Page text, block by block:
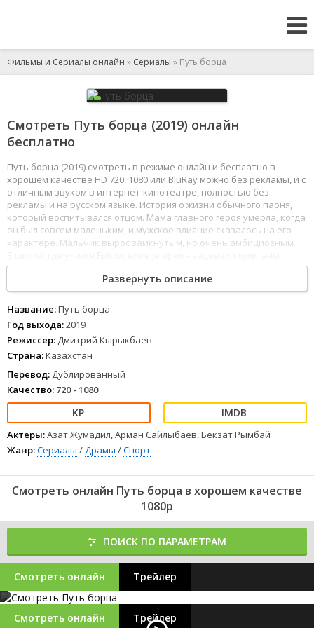
Фильмы и Сериалы онлайн » Сериалы » Путь борца
Смотреть Путь борца (2019) онлайн
бесплатно
Путь борца (2019) смотреть в режиме онлайн и бесплатно в
хорошем качестве HD 720, 1080 или BluRay можно без рекламы, и с
отличным звуком в интернет-кинотеатре, полностью без
рекламы и на русском языке. История о жизни обычного парня,
который воспитывался отцом. Мама главного героя умерла, когда
он был совсем маленьким, и мужское влияние сказалось на его
характере. Мальчик вырос замкнутым, но очень амбициозным.
Он не захотел с этим мириться и отправился в секцию
12345 678
Развернуть описание
Название:Путь борца
Год выхода:2019
Режиссер: Дмитрий Кырыкбаев
Страна:Казахстан
Перевод: Дублированный
Качество: 720 - 1080
Актеры:Азат Жумадил, Арман Сайлыбаев, Бекзат Рымбай
Жанр:Сериалы /Драмы /Спорт
Смотреть онлайн Путь борца в хорошем качестве
1080p
ПОИСК ПО ПАРАМЕТРАМ
Смотреть онлайн Трейлер
Смотреть онлайн Трейлер